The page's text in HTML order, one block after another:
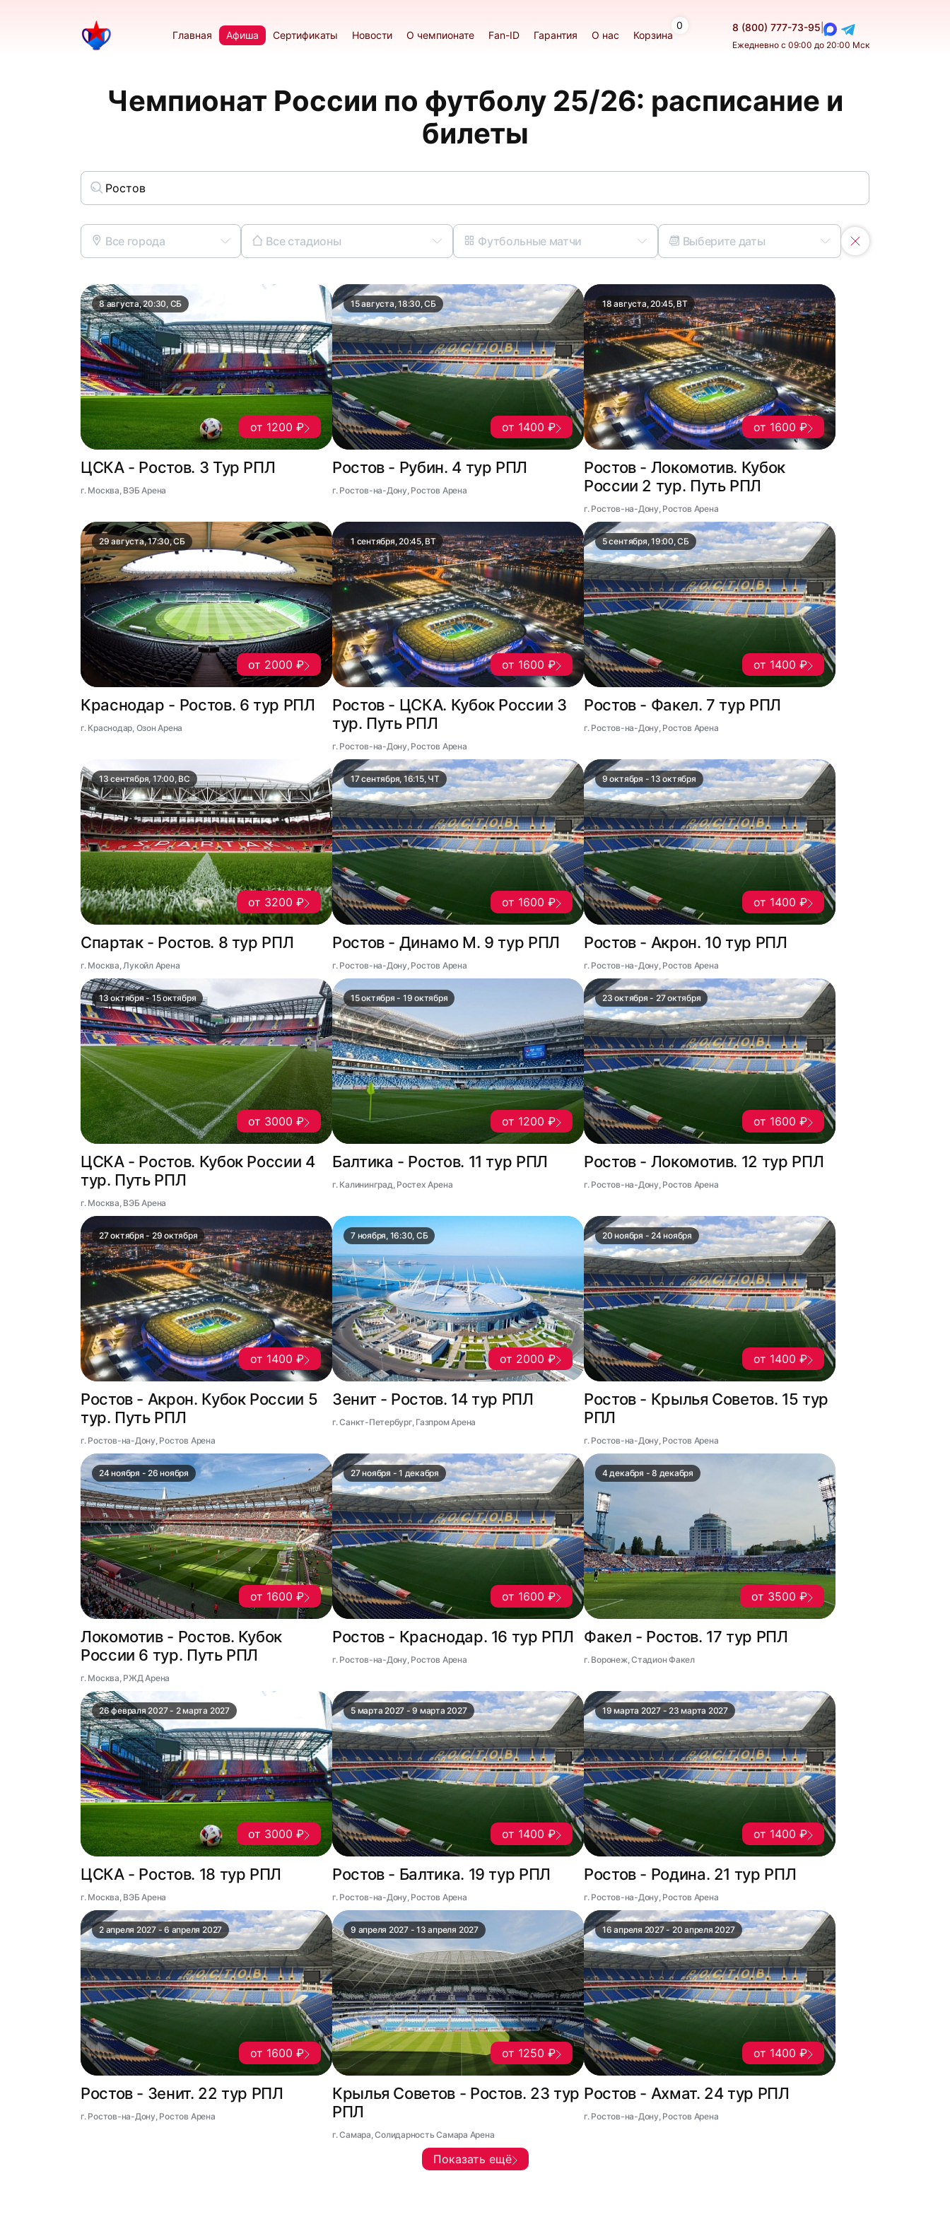
Главная Афиша Сертификаты Новости О чемпионате Fan-ID Гарантия О нас Корзина
0 8 (800) 777-73-95
Ежедневно с 09:00 до 20:00 Мск
Чемпионат России по футболу 25/26: расписание и
билеты
Все города Все стадионы Футбольные матчи Выберите даты
8 августа, 20:30, СБ
от 1200 ₽
ЦСКА - Ростов. 3 Тур РПЛ
г. Москва, ВЭБ Арена
15 августа, 18:30, СБ
от 1400 ₽
Ростов - Рубин. 4 тур РПЛ
г. Ростов-на-Дону, Ростов Арена
18 августа, 20:45, ВТ
от 1600 ₽
Ростов - Локомотив. Кубок
России 2 тур. Путь РПЛ
г. Ростов-на-Дону, Ростов Арена
29 августа, 17:30, СБ
от 2000 ₽
Краснодар - Ростов. 6 тур РПЛ
г. Краснодар, Озон Арена
1 сентября, 20:45, ВТ
от 1600 ₽
Ростов - ЦСКА. Кубок России 3
тур. Путь РПЛ
г. Ростов-на-Дону, Ростов Арена
5 сентября, 19:00, СБ
от 1400 ₽
Ростов - Факел. 7 тур РПЛ
г. Ростов-на-Дону, Ростов Арена
13 сентября, 17:00, ВС
от 3200 ₽
Спартак - Ростов. 8 тур РПЛ
г. Москва, Лукойл Арена
17 сентября, 16:15, ЧТ
от 1600 ₽
Ростов - Динамо М. 9 тур РПЛ
г. Ростов-на-Дону, Ростов Арена
9 октября - 13 октября
от 1400 ₽
Ростов - Акрон. 10 тур РПЛ
г. Ростов-на-Дону, Ростов Арена
13 октября - 15 октября
от 3000 ₽
ЦСКА - Ростов. Кубок России 4
тур. Путь РПЛ
г. Москва, ВЭБ Арена
15 октября - 19 октября
от 1200 ₽
Балтика - Ростов. 11 тур РПЛ
г. Калининград, Ростех Арена
23 октября - 27 октября
от 1600 ₽
Ростов - Локомотив. 12 тур РПЛ
г. Ростов-на-Дону, Ростов Арена
27 октября - 29 октября
от 1400 ₽
Ростов - Акрон. Кубок России 5
тур. Путь РПЛ
г. Ростов-на-Дону, Ростов Арена
7 ноября, 16:30, СБ
от 2000 ₽
Зенит - Ростов. 14 тур РПЛ
г. Санкт-Петербург, Газпром Арена
20 ноября - 24 ноября
от 1400 ₽
Ростов - Крылья Советов. 15 тур
РПЛ
г. Ростов-на-Дону, Ростов Арена
24 ноября - 26 ноября
от 1600 ₽
Локомотив - Ростов. Кубок
России 6 тур. Путь РПЛ
г. Москва, РЖД Арена
27 ноября - 1 декабря
от 1600 ₽
Ростов - Краснодар. 16 тур РПЛ
г. Ростов-на-Дону, Ростов Арена
4 декабря - 8 декабря
от 3500 ₽
Факел - Ростов. 17 тур РПЛ
г. Воронеж, Стадион Факел
26 февраля 2027 - 2 марта 2027
от 3000 ₽
ЦСКА - Ростов. 18 тур РПЛ
г. Москва, ВЭБ Арена
5 марта 2027 - 9 марта 2027
от 1400 ₽
Ростов - Балтика. 19 тур РПЛ
г. Ростов-на-Дону, Ростов Арена
19 марта 2027 - 23 марта 2027
от 1400 ₽
Ростов - Родина. 21 тур РПЛ
г. Ростов-на-Дону, Ростов Арена
2 апреля 2027 - 6 апреля 2027
от 1600 ₽
Ростов - Зенит. 22 тур РПЛ
г. Ростов-на-Дону, Ростов Арена
9 апреля 2027 - 13 апреля 2027
от 1250 ₽
Крылья Советов - Ростов. 23 тур
РПЛ
г. Самара, Солидарность Самара Арена
16 апреля 2027 - 20 апреля 2027
от 1400 ₽
Ростов - Ахмат. 24 тур РПЛ
г. Ростов-на-Дону, Ростов Арена
Показать ещё